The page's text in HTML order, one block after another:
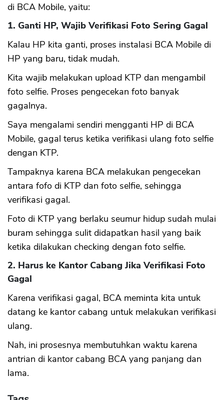
di BCA Mobile, yaitu:
1. Ganti HP, Wajib Verifikasi Foto Sering Gagal
Kalau HP kita ganti, proses instalasi BCA Mobile di
HP yang baru, tidak mudah.
Kita wajib melakukan upload KTP dan mengambil
foto selfie. Proses pengecekan foto banyak
gagalnya.
Saya mengalami sendiri mengganti HP di BCA
Mobile, gagal terus ketika verifikasi ulang foto selfie
dengan KTP.
Tampaknya karena BCA melakukan pengecekan
antara fofo di KTP dan foto selfie, sehingga
verifikasi gagal.
Foto di KTP yang berlaku seumur hidup sudah mulai
buram sehingga sulit didapatkan hasil yang baik
ketika dilakukan checking dengan foto selfie.
2. Harus ke Kantor Cabang Jika Verifikasi Foto
Gagal
Karena verifikasi gagal, BCA meminta kita untuk
datang ke kantor cabang untuk melakukan verifikasi
ulang.
Nah, ini prosesnya membutuhkan waktu karena
antrian di kantor cabang BCA yang panjang dan
lama.